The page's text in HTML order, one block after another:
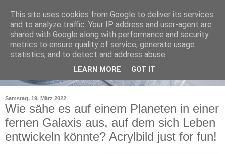
Samstag, 19. März 2022
Wie sähe es auf einem Planeten in einer
fernen Galaxis aus, auf dem sich Leben
entwickeln könnte? Acrylbild just for fun!
This site uses cookies from Google to deliver its services
and to analyze traffic. Your IP address and user-agent are
shared with Google along with performance and security
metrics to ensure quality of service, generate usage
statistics, and to detect and address abuse.
LEARN MORE GOT IT